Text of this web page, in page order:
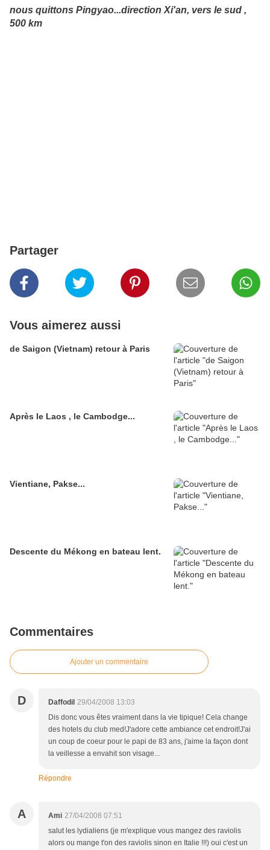
nous quittons Pingyao...direction Xi'an, vers le sud ,
500 km
Partager
Vous aimerez aussi
de Saigon (Vietnam) retour à Paris
Après le Laos , le Cambodge...
Vientiane, Pakse...
Descente du Mékong en bateau lent.
Commentaires
Ajouter un commentaire
D Daffodil 29/04/2008 13:03
Dis donc vous êtes vraiment dans la vie tipique! Cela change
des hotels du club med!J'adore cette ambiance cet endroit!J'ai
un coup de coeur pour le papi de 83 ans, j'aime la façon dont
la veillesse a envahit son visage...
Répondre
A Ami 27/04/2008 07:51
salut les lydialiens (je m'explique vous mangez des raviolis
alors ou mange t'on des raviolis sinon en Italie !!!) oui c'est un